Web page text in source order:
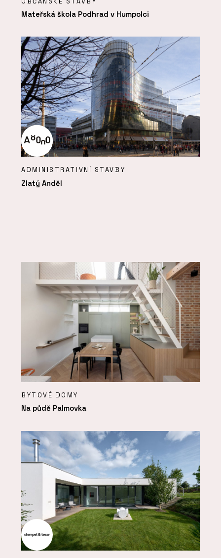
Mateřská škola Podhrad v Humpolci
ADMINISTRATIVNÍ STAVBY
Zlatý Anděl
BYTOVÉ DOMY
Na půdě Palmovka